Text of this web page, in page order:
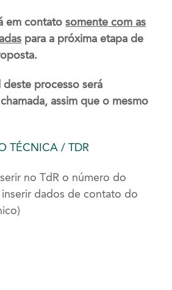
em contatosomente com as
para a próxima etapa de
proposta.
processo será
assim que o mesmo
TÉCNICA / TDR
no TdR o número do
dados de contato do